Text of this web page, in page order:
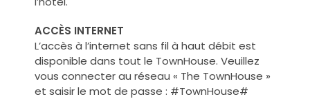
ACCÈS INTERNET
L’accès à l’internet sans fil à haut débit est
disponible dans tout le TownHouse. Veuillez
vous connecter au réseau « The TownHouse »
et saisir le mot de passe : #TownHouse#